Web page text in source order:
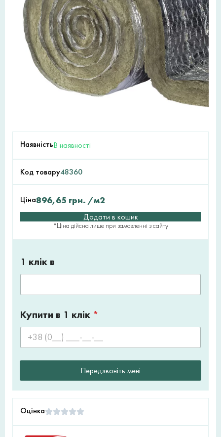
НаявністьВ наявності
Код товару48360
Ціна896,65 грн. /м2
Додати в кошик
*Ціна дійсна лише при замовленні з сайту
1 клік в
Купити в 1 клік *
Передзвоніть мені
Оцінка